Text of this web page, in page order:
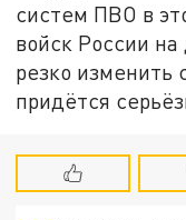
систем ПВО в
войск России на
резко изменить
придётся